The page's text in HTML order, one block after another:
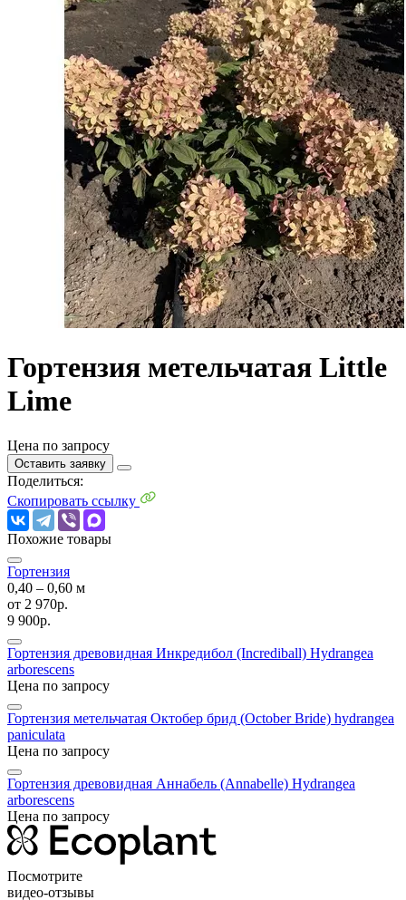
Гортензия метельчатая Little
Lime
Цена по запросу
Оставить заявку
Поделиться:
Скопировать ссылку
Похожие товары
Гортензия
0,40 ‒ 0,60 м
от 2 970р.
9 900р.
Гортензия древовидная Инкредибол (Incrediball) Hydrangea
arborescens
Цена по запросу
Гортензия метельчатая Октобер брид (October Bride) hydrangea
paniculata
Цена по запросу
Гортензия древовидная Аннабель (Annabelle) Hydrangea
arborescens
Цена по запросу
Посмотрите
видео-отзывы